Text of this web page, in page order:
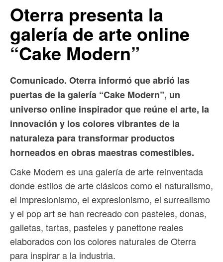
Oterra presenta la
galería de arte online
“Cake Modern”
Comunicado. Oterra informó que abrió las
puertas de la galería “Cake Modern”, un
universo online inspirador que reúne el arte, la
innovación y los colores vibrantes de la
naturaleza para transformar productos
horneados en obras maestras comestibles.
Cake Modern es una galería de arte reinventada
donde estilos de arte clásicos como el naturalismo,
el impresionismo, el expresionismo, el surrealismo
y el pop art se han recreado con pasteles, donas,
galletas, tartas, pasteles y panettone reales
elaborados con los colores naturales de Oterra
para inspirar a la industria.